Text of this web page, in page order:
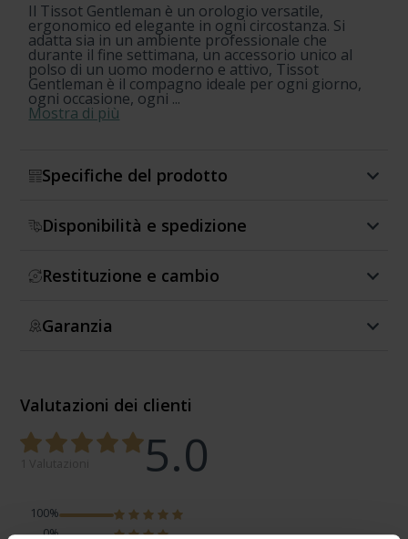
Il Tissot Gentleman è un orologio versatile,
ergonomico ed elegante in ogni circostanza. Si
adatta sia in un ambiente professionale che
durante il fine settimana, un accessorio unico al
polso di un uomo moderno e attivo, Tissot
Gentleman è il compagno ideale per ogni giorno,
ogni occasione, ogni ...
Mostra di più
Specifiche del prodotto
Disponibilità e spedizione
Restituzione e cambio
Garanzia
Valutazioni dei clienti
5.0
100%
0%